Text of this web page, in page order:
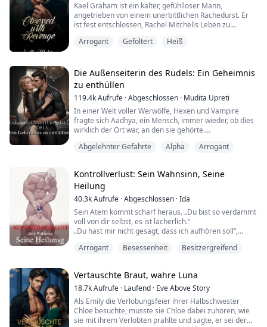
Kael Graham ist ein kalter, gefühlloser Mann,
angetrieben von einem unerbittlichen Rachedurst. Er
ist fest entschlossen, Rachel Mitchells Leben zu
erreichen. Zu diesem Zweck lockt Kael Rachel in eine
Wer wird nun aus diesem Spiel aus Rache und Ve...
Arrogant Gefoltert Heiß
Die Außenseiterin des Rudels: Ein Geheimnis
zu enthüllen
119.4kAufrufe ·Abgeschlossen · Mudita Upreti
In einer Welt voller Werwölfe, Hexen und Vampire
fragte sich Aadhya, ein Mensch, immer wieder, ob dies
wirklich der Ort war, an den sie gehörte.
blieb immer dieselbe … JA.
Kontinent. Doch obwohl Beta-Blut durch ihre Adern
floss, wusste...
Abgelehnter Gefährte Alpha Arrogant
Kontrollverlust: Sein Wahnsinn, Seine
Heilung
40.3kAufrufe ·Abgeschlossen ·Ida
Sein Atem kommt scharf heraus. „Du bist so verdammt
voll von dir selbst, es ist lächerlich.“
„Du hast mir nicht gesagt, dass ich aufhören soll“,
Seine Finger zucken, als wolle er mich schlagen oder
suchen, aber ich sehe es, das Erröten in seinem Hals,
den schnellen Puls unter meinem Daumen, wie sein
Körper ...
Arrogant Besessenheit Besitzergreifend
Vertauschte Braut, wahre Luna
18.7kAufrufe · Laufend · Eve Above Story
Als Emily die Verlobungsfeier ihrer Halbschwester
Chloe besuchte, musste sie Chloe dabei zuhören, wie
sie mit ihrem Verlobten prahlte und sagte, er sei der